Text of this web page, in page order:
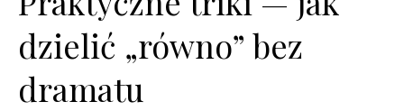
dzielić „równo” bez
dramatu